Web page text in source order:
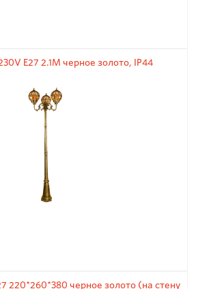
E27 2.1M черное золото, IP44
220*260*380 черное золото (на стену